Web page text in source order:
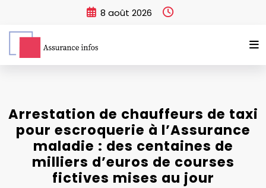
8 août 2026
Arrestation de chauffeurs de taxi
pour escroquerie à l’Assurance
maladie : des centaines de
milliers d’euros de courses
fictives mises au jour